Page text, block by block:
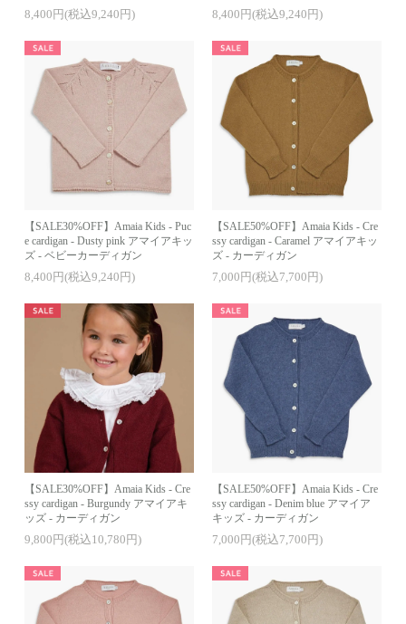
8,400円(税込9,240円) 8,400円(税込9,240円)
【SALE30%OFF】Amaia Kids - Puc
e cardigan - Dusty pink アマイアキッ
ズ - ベビーカーディガン
8,400円(税込9,240円)
【SALE50%OFF】Amaia Kids - Cre
ssy cardigan - Caramel アマイアキッ
ズ - カーディガン
7,000円(税込7,700円)
【SALE30%OFF】Amaia Kids - Cre
ssy cardigan - Burgundy アマイアキ
ッズ - カーディガン
9,800円(税込10,780円)
【SALE50%OFF】Amaia Kids - Cre
ssy cardigan - Denim blue アマイア
キッズ - カーディガン
7,000円(税込7,700円)